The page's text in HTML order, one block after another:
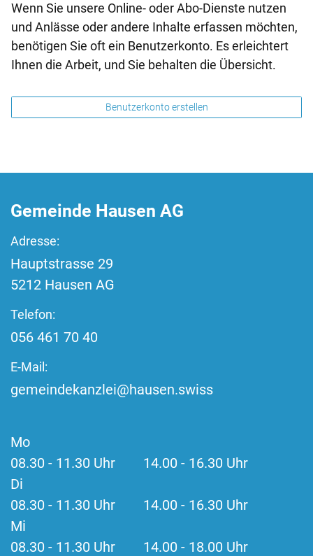
Wenn Sie unsere Online- oder Abo-Dienste nutzen
und Anlässe oder andere Inhalte erfassen möchten,
benötigen Sie oft ein Benutzerkonto. Es erleichtert
Ihnen die Arbeit, und Sie behalten die Übersicht.
Benutzerkonto erstellen
Gemeinde Hausen AG
Adresse:
Hauptstrasse 29
5212 Hausen AG
Telefon:
056 461 70 40
E-Mail:
gemeindekanzlei@hausen.swiss
Mo
08.30 - 11.30 Uhr 14.00 - 16.30 Uhr
Di
08.30 - 11.30 Uhr 14.00 - 16.30 Uhr
Mi
08.30 - 11.30 Uhr 14.00 - 18.00 Uhr